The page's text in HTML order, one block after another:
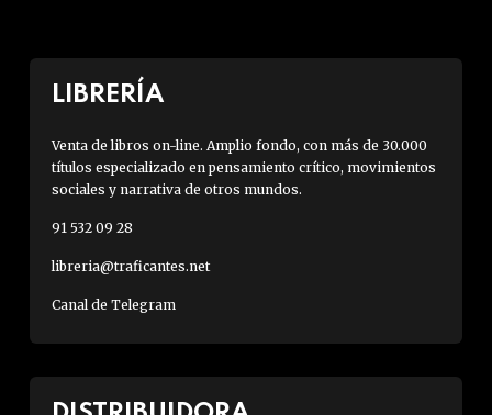
LIBRERÍA
Venta de libros on-line. Amplio fondo, con más de 30.000
títulos especializado en pensamiento crítico, movimientos
sociales y narrativa de otros mundos.
91 532 09 28
libreria@traficantes.net
Canal de Telegram